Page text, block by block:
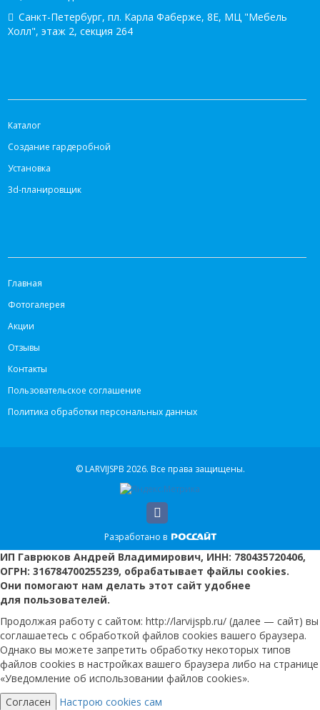
Санкт-Петербург, пл. Карла Фаберже, 8Е, МЦ "Мебель
Холл", этаж 2, секция 264
Каталог
Создание гардеробной
Установка
3d-планировщик
Главная
Фотогалерея
Акции
Отзывы
Контакты
Пользовательское соглашение
Политика обработки персональных данных
© LARVIJSPB 2026. Все права защищены.
Разработано в
ИП Гаврюков Андрей Владимирович, ИНН: 780435720406,
ОГРН: 316784700255239, обрабатывает файлы cookies.
Они помогают нам делать этот сайт удобнее
для пользователей.
Продолжая работу с сайтом: http://larvijspb.ru/ (далее — сайт) вы
соглашаетесь с обработкой файлов cookies вашего браузера.
Однако вы можете запретить обработку некоторых типов
файлов cookies в настройках вашего браузера либо на странице
«Уведомление об использовании файлов cookies».
Согласен
Настрою cookies сам